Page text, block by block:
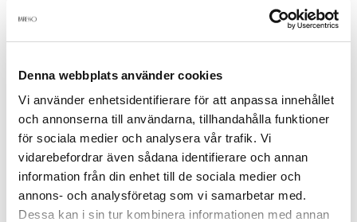
Denna webbplats använder cookies
Vi använder enhetsidentifierare för att anpassa innehållet
och annonserna till användarna, tillhandahålla funktioner
för sociala medier och analysera vår trafik. Vi
vidarebefordrar även sådana identifierare och annan
information från din enhet till de sociala medier och
annons- och analysföretag som vi samarbetar med.
Dessa kan i sin tur kombinera informationen med annan
Produktdetaljer
Recensioner
Finns i:
Makeup Naglar Nagellack